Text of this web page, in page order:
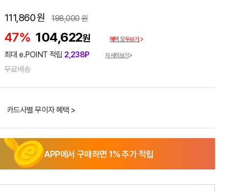
111,860원 198,000원
47% 104,622원 혜택 모두보기
최대 e.POINT 적립 2,238P 자세히보기
무료배송
카드사별 무이자 혜택 >
APP에서 구매하면 1% 추가 적립